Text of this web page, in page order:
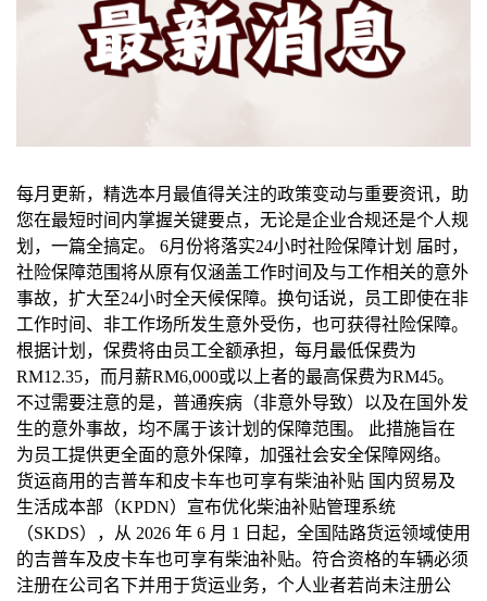
每月更新，精选本月最值得关注的政策变动与重要资讯，助
您在最短时间内掌握关键要点，无论是企业合规还是个人规
划，一篇全搞定。 6月份将落实24小时社险保障计划 届时，
社险保障范围将从原有仅涵盖工作时间及与工作相关的意外
事故，扩大至24小时全天候保障。换句话说，员工即使在非
工作时间、非工作场所发生意外受伤，也可获得社险保障。
根据计划，保费将由员工全额承担，每月最低保费为
RM12.35，而月薪RM6,000或以上者的最高保费为RM45。
不过需要注意的是，普通疾病（非意外导致）以及在国外发
生的意外事故，均不属于该计划的保障范围。 此措施旨在
为员工提供更全面的意外保障，加强社会安全保障网络。
货运商用的吉普车和皮卡车也可享有柴油补贴 国内贸易及
生活成本部（KPDN）宣布优化柴油补贴管理系统
（SKDS），从 2026 年 6 月 1 日起，全国陆路货运领域使用
的吉普车及皮卡车也可享有柴油补贴。符合资格的车辆必须
注册在公司名下并用于货运业务，个人业者若尚未注册公